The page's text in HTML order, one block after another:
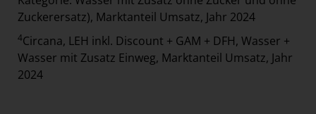
Zuckerersatz), Marktanteil Umsatz, Jahr 2024
4Circana, LEH inkl. Discount + GAM + DFH, Wasser +
Wasser mit Zusatz Einweg, Marktanteil Umsatz, Jahr
2024